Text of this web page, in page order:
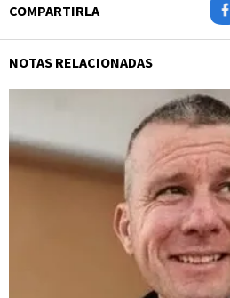
COMPARTIRLA
NOTAS RELACIONADAS